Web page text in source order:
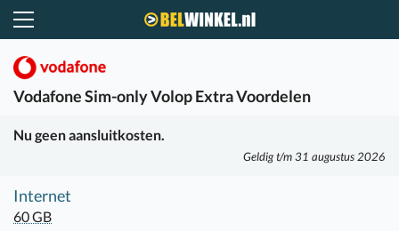
VodafoneSim-only Volop Extra Voordelen
Nu geen aansluitkosten.
Geldig t/m 31 augustus 2026
Internet
60 GB